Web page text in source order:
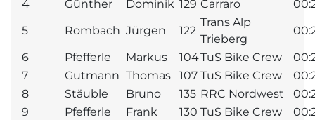
4
Günther Dominik 129 Carraro
5
Rombach Jürgen 122
Trans Alp
Trieberg
6
Pfefferle Markus 104TuS Bike Crew
7
Gutmann Thomas 107 TuS Bike Crew
8
Stäuble Bruno 135 RRC Nordwest
9
Pfefferle Frank 130 TuS Bike Crew